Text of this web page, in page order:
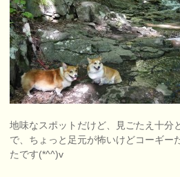
地味なスポットだけど、見ごたえ十分
で、ちょっと足元が怖いけどコーギー
たです(*^^)v